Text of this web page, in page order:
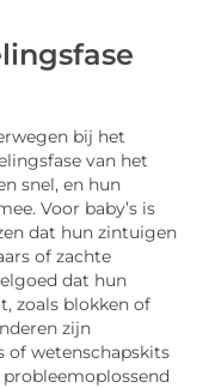
bij het
van het
snel, en hun
Voor baby’s is
dat hun zintuigen
of zachte
dat hun
zoals blokken of
zijn
of wetenschapskits